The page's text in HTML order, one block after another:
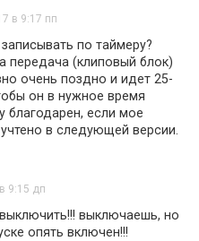
в 9:17 пп
по таймеру?
передача (клиповый блок)
очень поздно и идет 25-
он в нужное время
благодарен, если мое
в следующей версии.
9:15 дп
выключаешь, но
опять включен!!!